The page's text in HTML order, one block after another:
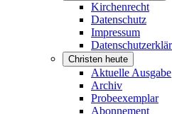
Kirchenrecht
Datenschutz
Impressum
Christen heute
Aktuelle Ausgabe
Archiv
Probeexemplar
Abonnement